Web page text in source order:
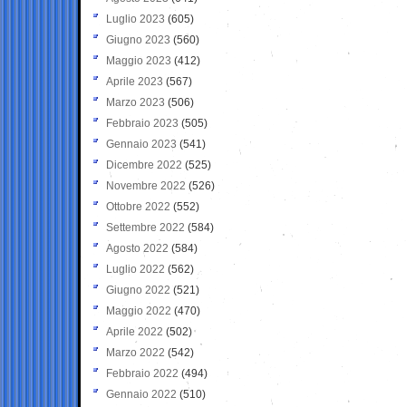
Luglio 2023 (605)
Giugno 2023 (560)
Maggio 2023 (412)
Aprile 2023 (567)
Marzo 2023 (506)
Febbraio 2023 (505)
Gennaio 2023 (541)
Dicembre 2022 (525)
Novembre 2022 (526)
Ottobre 2022 (552)
Settembre 2022 (584)
Agosto 2022 (584)
Luglio 2022 (562)
Giugno 2022 (521)
Maggio 2022 (470)
Aprile 2022 (502)
Marzo 2022 (542)
Febbraio 2022 (494)
Gennaio 2022 (510)